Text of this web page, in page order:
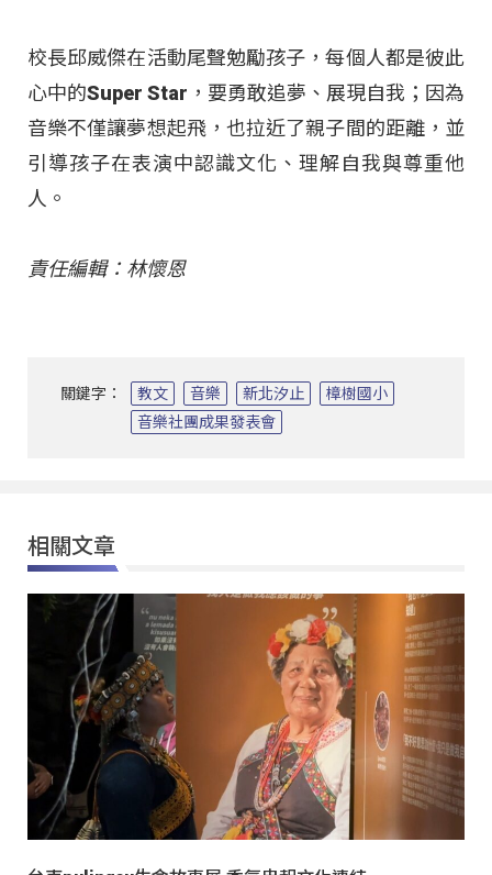
校長邱威傑在活動尾聲勉勵孩子，每個人都是彼此
心中的Super Star，要勇敢追夢、展現自我；因為
音樂不僅讓夢想起飛，也拉近了親子間的距離，並
引導孩子在表演中認識文化、理解自我與尊重他
人。
責任編輯：林懷恩
關鍵字： 教文 音樂 新北汐止
樟樹國小
音樂社團成果發表會
相關文章